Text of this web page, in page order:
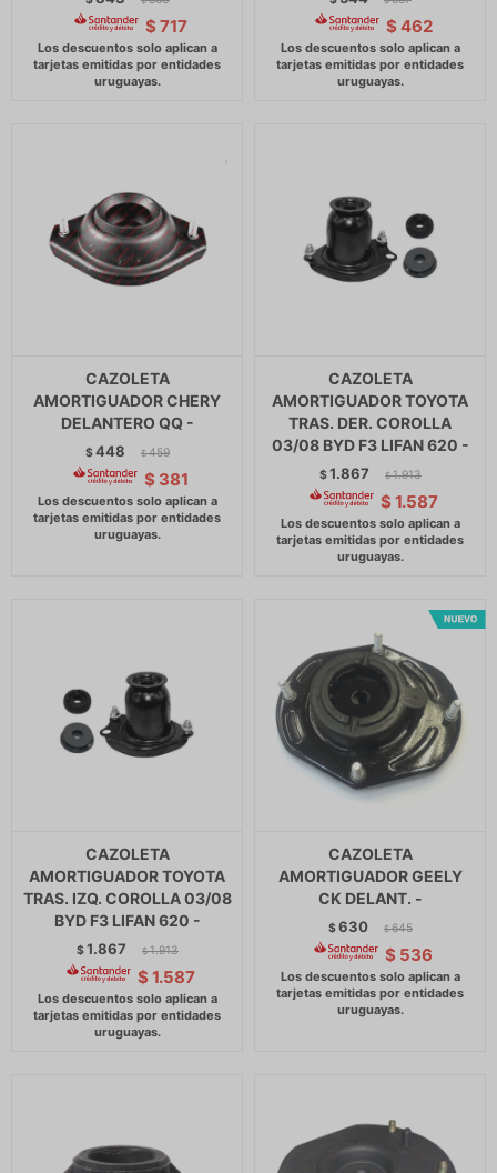
$ 717 $ 462
CAZOLETA
AMORTIGUADOR CHERY
DELANTERO QQ -
$448 $ 459
$ 381
CAZOLETA
AMORTIGUADOR TOYOTA
TRAS. DER. COROLLA
03/08 BYD F3 LIFAN 620 -
$1.867 $ 1.913
$ 1.587
CAZOLETA
AMORTIGUADOR TOYOTA
TRAS. IZQ. COROLLA 03/08
BYD F3 LIFAN 620 -
$1.867 $ 1.913
$ 1.587
CAZOLETA
AMORTIGUADOR GEELY
CK DELANT. -
$630 $ 645
$ 536